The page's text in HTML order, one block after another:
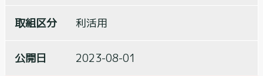
利活用
2023-08-01